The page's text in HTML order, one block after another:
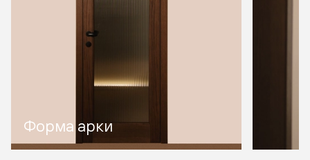
Форма арки